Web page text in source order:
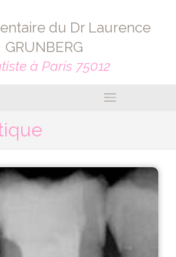
du Dr Laurence
GRUNBERG
à Paris 75012